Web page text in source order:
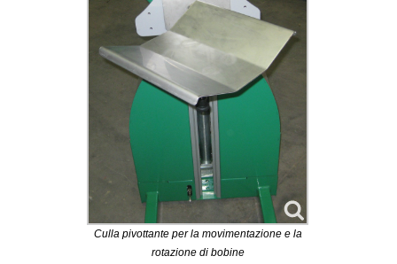
Culla pivottante per la movimentazione e la
rotazione di bobine